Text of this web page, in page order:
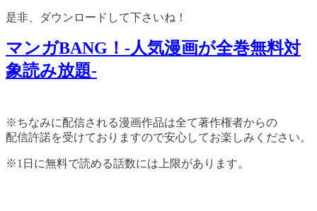
是非、ダウンロードして下さいね！
マンガBANG！-人気漫画が全巻無料対
象読み放題-
※ちなみに配信される漫画作品は全て著作権者からの
配信許諾を受けておりますので安心してお楽しみください。
※1日に無料で読める話数には上限があります。